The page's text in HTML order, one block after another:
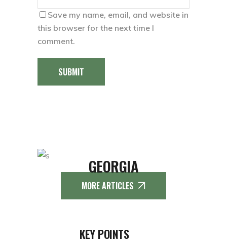
Save my name, email, and website in
this browser for the next time I
comment.
SUBMIT
GEORGIA
MORE ARTICLES
KEY POINTS